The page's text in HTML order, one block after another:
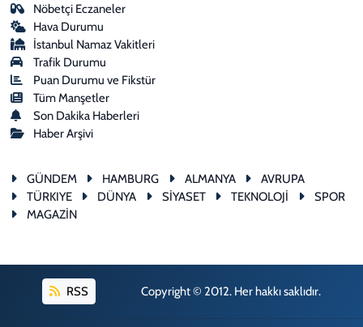
Nöbetçi Eczaneler
Hava Durumu
İstanbul Namaz Vakitleri
Trafik Durumu
Puan Durumu ve Fikstür
Tüm Manşetler
Son Dakika Haberleri
Haber Arşivi
GÜNDEM HAMBURG ALMANYA
AVRUPA
TÜRKIYE
DÜNYA SİYASET TEKNOLOJİ
SPOR
MAGAZİN
RSS Copyright © 2012. Her hakkı saklıdır.